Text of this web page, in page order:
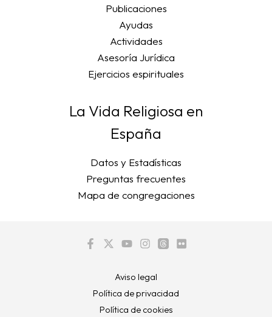
Publicaciones
Ayudas
Actividades
Asesoría Jurídica
Ejercicios espirituales
La Vida Religiosa en
España
Datos y Estadísticas
Preguntas frecuentes
Mapa de congregaciones
Aviso legal
Política de privacidad
Política de cookies